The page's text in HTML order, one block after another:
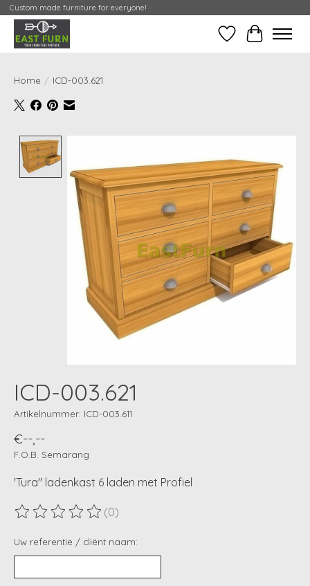
Custom made furniture for everyone!
Verlanglijst
Mijn
Home / ICD-003.621
ICD-003.621
Artikelnummer: ICD-003.611
€--,--
F.O.B. Semarang
'Tura" ladenkast 6 laden met Profiel
De beoordeling van dit product is
(0)
Uw referentie / cliënt naam: